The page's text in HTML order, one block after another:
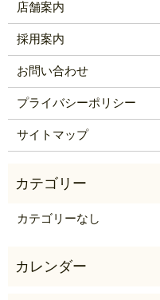
店舗案内
採用案内
お問い合わせ
プライバシーポリシー
サイトマップ
カテゴリーなし